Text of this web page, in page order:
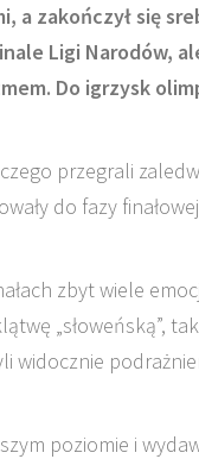
zakończył się
Ligi Narodów,
Do igrzysk
przegrali
do fazy
zbyt wiele
„słoweńską”,
widocznie
poziomie i